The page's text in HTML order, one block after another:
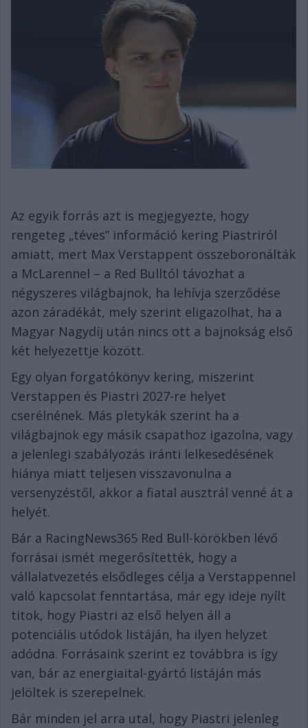
Az egyik forrás azt is megjegyezte, hogy
rengeteg „téves” információ kering Piastriról
amiatt, mert Max Verstappent összeboronálták
a McLarennel – a Red Bulltól távozhat a
négyszeres világbajnok, ha lehívja szerződése
azon záradékát, mely szerint eligazolhat, ha a
Magyar Nagydíj után nincs ott a bajnokság első
két helyezettje között.
Egy olyan forgatókönyv kering, miszerint
Verstappen és Piastri 2027-re helyet
cserélnének. Más pletykák szerint ha a
világbajnok egy másik csapathoz igazolna, vagy
a jelenlegi szabályozás iránti lelkesedésének
hiánya miatt teljesen visszavonulna a
versenyzéstől, akkor a fiatal ausztrál venné át a
helyét.
Bár a RacingNews365 Red Bull-körökben lévő
forrásai ismét megerősítették, hogy a
vállalatvezetés elsődleges célja a Verstappennel
való kapcsolat fenntartása, már egy ideje nyílt
titok, hogy Piastri az első helyen áll a
potenciális utódok listáján, ha ilyen helyzet
adódna. Forrásaink szerint ez továbbra is így
van, bár az energiaital-gyártó listáján más
jelöltek is szerepelnek.
Bár minden jel arra utal, hogy Piastri jelenleg